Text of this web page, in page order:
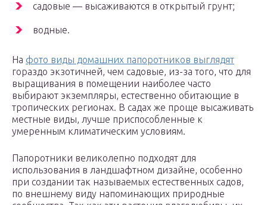
садовые — высаживаются в открытый грунт;
водные.
На фото виды домашних папоротников выглядят
гораздо экзотичней, чем садовые, из-за того, что для
выращивания в помещении наиболее часто
выбирают экземпляры, естественно обитающие в
тропических регионах. В садах же проще высаживать
местные виды, лучше приспособленные к
умеренным климатическим условиям.
Папоротники великолепно подходят для
использования в ландшафтном дизайне, особенно
при создании так называемых естественных садов,
по внешнему виду напоминающих природные